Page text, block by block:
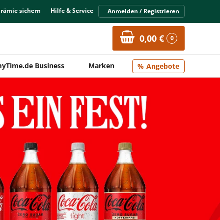
sichern Hilfe & Service Anmelden / Registrieren
0,00 € 0
Business Marken Angebote